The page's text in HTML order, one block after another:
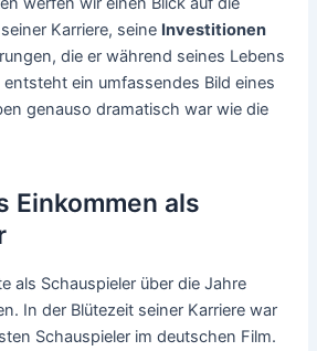
Karriere, seine Investitionen
die er während seines Lebens
ein umfassendes Bild eines
genauso dramatisch war wie die
Einkommen als
als Schauspieler über die Jahre
In der Blütezeit seiner Karriere war
Schauspieler im deutschen Film.